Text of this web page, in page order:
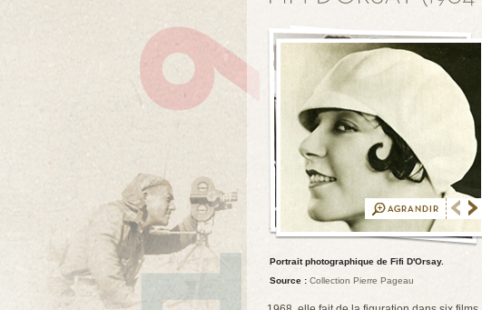
Portrait photographique de Fifi D'Orsay.
Source : Collection Pierre Pageau